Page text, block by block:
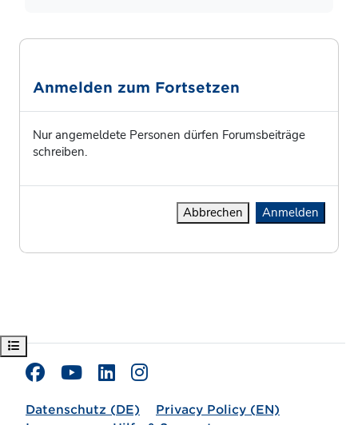
Kursindex öffnen
Anmelden zum Fortsetzen
Nur angemeldete Personen dürfen Forumsbeiträge
schreiben.
Abbrechen Anmelden
Datenschutz (DE)
Privacy Policy (EN)